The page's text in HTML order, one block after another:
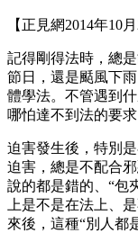
【正見網2014年10月
記得剛得法時，總
節日，還是颳風下
體學法。不管遇到
哪怕達不到法的要
迫害發生後，特別
迫害，總是不配合
說的都是錯的、“包
上是不是在法上、
來後，這種“別人都